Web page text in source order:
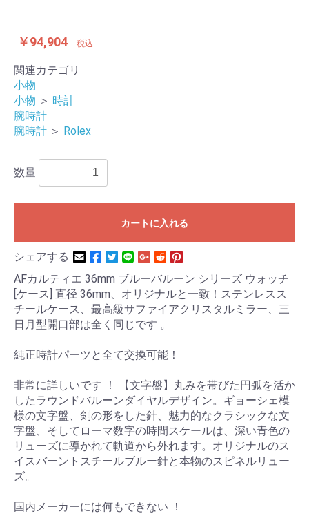
￥94,904 税込
関連カテゴリ
小物
小物 ＞ 時計
腕時計
腕時計 ＞ Rolex
数量
カートに入れる
シェアする
AFカルティエ 36mm ブルーバルーン シリーズ ウォッチ
[ケース] 直径 36mm、オリジナルと一致！ステンレスス
チールケース、最高級サファイアクリスタルミラー、三
日月型開口部は全く同じです 。
純正時計パーツと全て交換可能！
非常に詳しいです ！ 【文字盤】丸みを帯びた円弧を活か
したラウンドバルーンダイヤルデザイン。ギョーシェ模
様の文字盤、剣の形をした針、魅力的なクラシックな文
字盤、そしてローマ数字の時間スケールは、深い青色の
リューズに導かれて軌道から外れます。オリジナルのス
イスバーントスチールブルー針と本物のスピネルリュー
ズ。
国内メーカーには何もできない ！